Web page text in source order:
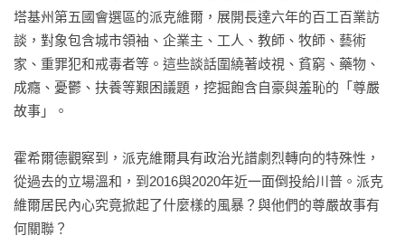
塔基州第五國會選區的派克維爾，展開長達六年的百工百業訪
談，對象包含城市領袖、企業主、工人、教師、牧師、藝術
家、重罪犯和戒毒者等。這些談話圍繞著歧視、貧窮、藥物、
成癮、憂鬱、扶養等艱困議題，挖掘飽含自豪與羞恥的「尊嚴
故事」。
霍希爾德觀察到，派克維爾具有政治光譜劇烈轉向的特殊性，
從過去的立場溫和，到2016與2020年近一面倒投給川普。派克
維爾居民內心究竟掀起了什麼樣的風暴？與他們的尊嚴故事有
何關聯？